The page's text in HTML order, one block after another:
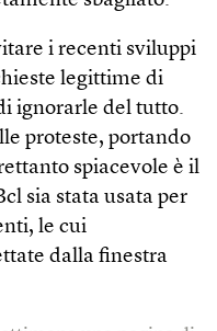
i recenti sviluppi
legittime di
ignorarle del tutto.
proteste, portando
spiacevole è il
sia stata usata per
le cui
dalla finestra